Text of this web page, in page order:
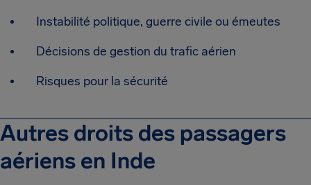
Instabilité politique, guerre civile ou émeutes
Décisions de gestion du trafic aérien
Risques pour la sécurité
Autres droits des passagers
aériens en Inde